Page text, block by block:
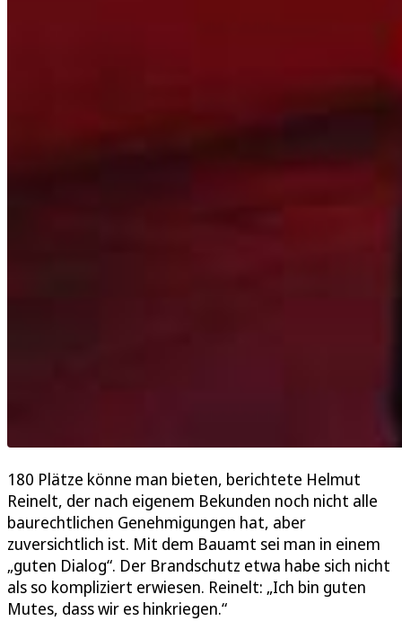
180 Plätze könne man bieten, berichtete Helmut
Reinelt, der nach eigenem Bekunden noch nicht alle
baurechtlichen Genehmigungen hat, aber
zuversichtlich ist. Mit dem Bauamt sei man in einem
„guten Dialog“. Der Brandschutz etwa habe sich nicht
als so kompliziert erwiesen. Reinelt: „Ich bin guten
Mutes, dass wir es hinkriegen.“